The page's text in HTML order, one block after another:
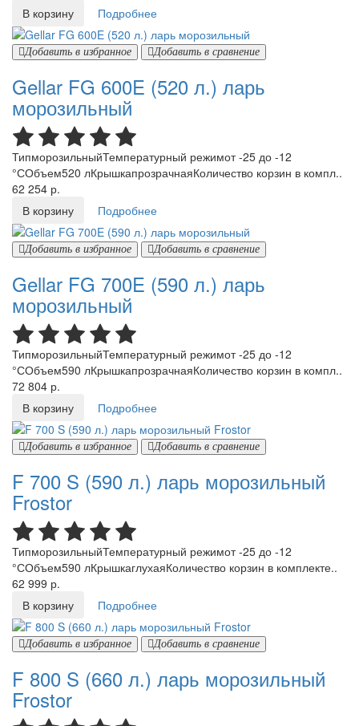
В корзину
Подробнее
Добавить в избранное Добавить в сравнение
Gellar FG 600E (520 л.) ларь
морозильный
ТипморозильныйТемпературный режимот -25 до -12
°СОбъем520 лКрышкапрозрачнаяКоличество корзин в компл..
62 254 р.
В корзину
Подробнее
Добавить в избранное Добавить в сравнение
Gellar FG 700E (590 л.) ларь
морозильный
ТипморозильныйТемпературный режимот -25 до -12
°СОбъем590 лКрышкапрозрачнаяКоличество корзин в компл..
72 804 р.
В корзину
Подробнее
Добавить в избранное Добавить в сравнение
F 700 S (590 л.) ларь морозильный
Frostor
ТипморозильныйТемпературный режимот -25 до -12
°СОбъем590 лКрышкаглухаяКоличество корзин в комплекте..
62 999 р.
В корзину
Подробнее
Добавить в избранное Добавить в сравнение
F 800 S (660 л.) ларь морозильный
Frostor